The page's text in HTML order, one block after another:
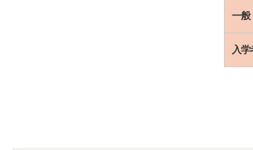
一般
入学